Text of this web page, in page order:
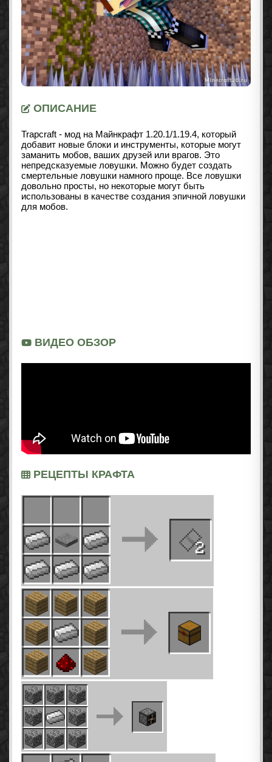
ОПИСАНИЕ
Trapcraft - мод на Майнкрафт 1.20.1/1.19.4, который
добавит новые блоки и инструменты, которые могут
заманить мобов, ваших друзей или врагов. Это
непредсказуемые ловушки. Можно будет создать
смертельные ловушки намного проще. Все ловушки
довольно просты, но некоторые могут быть
использованы в качестве создания эпичной ловушки
для мобов.
ВИДЕО ОБЗОР
РЕЦЕПТЫ КРАФТА